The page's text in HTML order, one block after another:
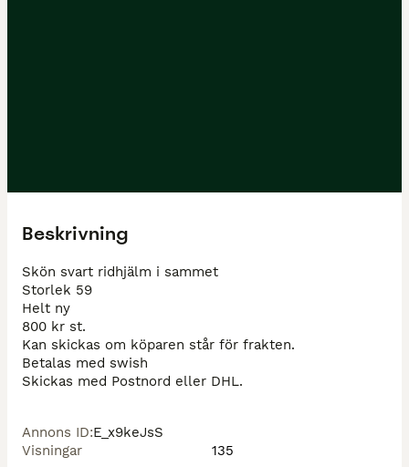
Beskrivning
Skön svart ridhjälm i sammet
Storlek 59
Helt ny
800 kr st.
Kan skickas om köparen står för frakten.
Betalas med swish
Skickas med Postnord eller DHL.
Annons ID:E_x9keJsS
Visningar
135